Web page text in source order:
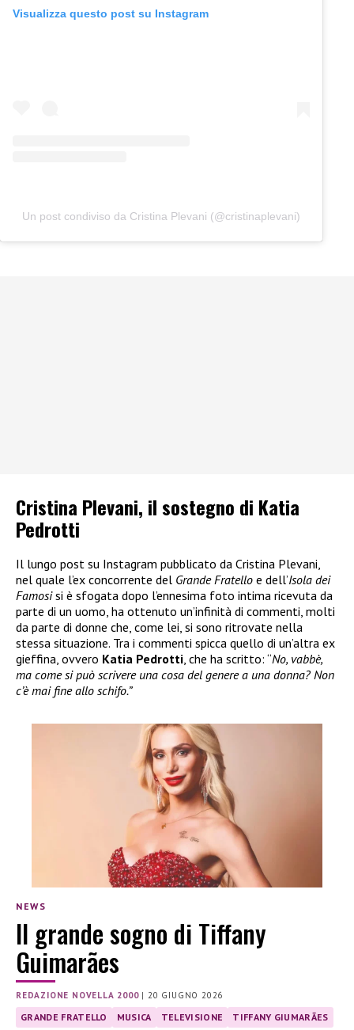
Visualizza questo post su Instagram
Un post condiviso da Cristina Plevani (@cristinaplevani)
Cristina Plevani, il sostegno di Katia
Pedrotti
Il lungo post su Instagram pubblicato da Cristina Plevani,
nel quale l’ex concorrente del Grande Fratello e dell’Isola dei
Famosisi è sfogata dopo l’ennesima foto intima ricevuta da
parte di un uomo, ha ottenuto un’infinità di commenti, molti
da parte di donne che, come lei, si sono ritrovate nella
stessa situazione. Tra i commenti spicca quello di un’altra ex
gieffina, ovvero Katia Pedrotti , che ha scritto: “No, vabbè,
ma come si può scrivere una cosa del genere a una donna? Non
c’è mai fine allo schifo.”
NEWS
Il grande sogno di Tiffany
Guimarães
REDAZIONE NOVELLA 2000|20 GIUGNO 2026
GRANDE FRATELLO MUSICA TELEVISIONE TIFFANY GIUMARÃES